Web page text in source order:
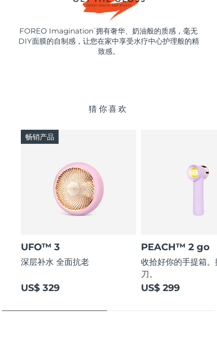
FOREO Imagination ™ 拥有奢华、奶油般的质感，毫无
DIY面膜的自制感，让您在家中享受水疗中心护理般的精
致感。
猜你喜欢
UFO™ 3
深层补水 全面抗老
US$ 329
畅销产品
PEACH™ 2 go
收拾好你的手提箱
刀。
US$ 299